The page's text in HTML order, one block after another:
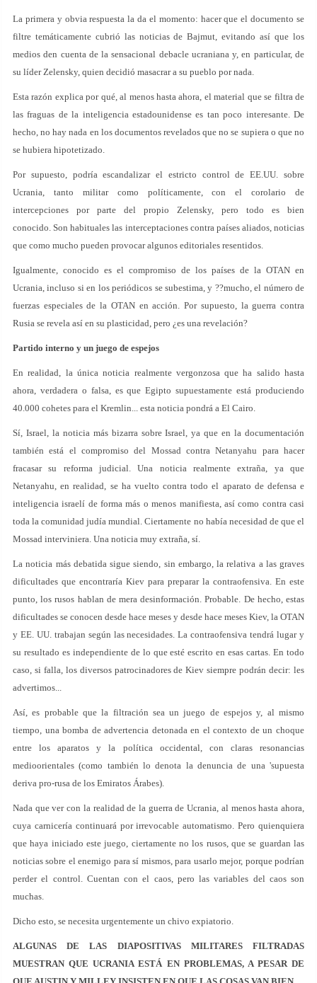
La primera y obvia respuesta la da el momento: hacer que el documento se
filtre temáticamente cubrió las noticias de Bajmut, evitando así que los
medios den cuenta de la sensacional debacle ucraniana y, en particular, de
su líder Zelensky, quien decidió masacrar a su pueblo por nada.
Esta razón explica por qué, al menos hasta ahora, el material que se filtra de
las fraguas de la inteligencia estadounidense es tan poco interesante. De
hecho, no hay nada en los documentos revelados que no se supiera o que no
se hubiera hipotetizado.
Por supuesto, podría escandalizar el estricto control de EE.UU. sobre
Ucrania, tanto militar como políticamente, con el corolario de
intercepciones por parte del propio Zelensky, pero todo es bien
conocido. Son habituales las interceptaciones contra países aliados, noticias
que como mucho pueden provocar algunos editoriales resentidos.
Igualmente, conocido es el compromiso de los países de la OTAN en
Ucrania, incluso si en los periódicos se subestima, y ??mucho, el número de
fuerzas especiales de la OTAN en acción. Por supuesto, la guerra contra
Rusia se revela así en su plasticidad, pero ¿es una revelación?
Partido interno y un juego de espejos
En realidad, la única noticia realmente vergonzosa que ha salido hasta
ahora, verdadera o falsa, es que Egipto supuestamente está produciendo
40.000 cohetes para el Kremlin... esta noticia pondrá a El Cairo.
Sí, Israel, la noticia más bizarra sobre Israel, ya que en la documentación
también está el compromiso del Mossad contra Netanyahu para hacer
fracasar su reforma judicial. Una noticia realmente extraña, ya que
Netanyahu, en realidad, se ha vuelto contra todo el aparato de defensa e
inteligencia israelí de forma más o menos manifiesta, así como contra casi
toda la comunidad judía mundial. Ciertamente no había necesidad de que el
Mossad interviniera. Una noticia muy extraña, sí.
La noticia más debatida sigue siendo, sin embargo, la relativa a las graves
dificultades que encontraría Kiev para preparar la contraofensiva. En este
punto, los rusos hablan de mera desinformación. Probable. De hecho, estas
dificultades se conocen desde hace meses y desde hace meses Kiev, la OTAN
y EE. UU. trabajan según las necesidades. La contraofensiva tendrá lugar y
su resultado es independiente de lo que esté escrito en esas cartas. En todo
caso, si falla, los diversos patrocinadores de Kiev siempre podrán decir: les
advertimos...
Así, es probable que la filtración sea un juego de espejos y, al mismo
tiempo, una bomba de advertencia detonada en el contexto de un choque
entre los aparatos y la política occidental, con claras resonancias
medioorientales (como también lo denota la denuncia de una 'supuesta
deriva pro-rusa de los Emiratos Árabes).
Nada que ver con la realidad de la guerra de Ucrania, al menos hasta ahora,
cuya carnicería continuará por irrevocable automatismo. Pero quienquiera
que haya iniciado este juego, ciertamente no los rusos, que se guardan las
noticias sobre el enemigo para sí mismos, para usarlo mejor, porque podrían
perder el control. Cuentan con el caos, pero las variables del caos son
muchas.
Dicho esto, se necesita urgentemente un chivo expiatorio.
ALGUNAS DE LAS DIAPOSITIVAS MILITARES FILTRADAS
MUESTRAN QUE UCRANIA ESTÁ EN PROBLEMAS, A PESAR DE